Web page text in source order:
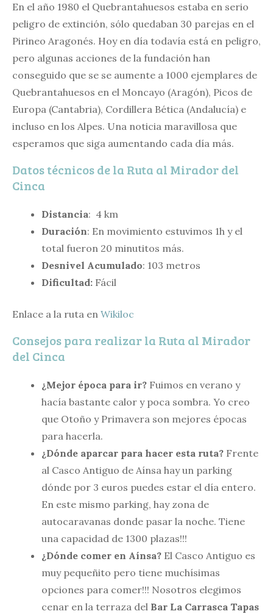
En el año 1980 el Quebrantahuesos estaba en serio
peligro de extinción, sólo quedaban 30 parejas en el
Pirineo Aragonés. Hoy en día todavía está en peligro,
pero algunas acciones de la fundación han
conseguido que se se aumente a 1000 ejemplares de
Quebrantahuesos en el Moncayo (Aragón), Picos de
Europa (Cantabria), Cordillera Bética (Andalucía) e
incluso en los Alpes. Una noticia maravillosa que
esperamos que siga aumentando cada día más.
Datos técnicos de la Ruta al Mirador del
Cinca
Distancia: 4 km
Duración: En movimiento estuvimos 1h y el
total fueron 20 minutitos más.
Desnivel Acumulado: 103 metros
Dificultad: Fácil
Enlace a la ruta en Wikiloc
Consejos para realizar la Ruta al Mirador
del Cinca
¿Mejor época para ir? Fuimos en verano y
hacía bastante calor y poca sombra. Yo creo
que Otoño y Primavera son mejores épocas
para hacerla.
¿Dónde aparcar para hacer esta ruta? Frente
al Casco Antiguo de Aínsa hay un parking
dónde por 3 euros puedes estar el día entero.
En este mismo parking, hay zona de
autocaravanas donde pasar la noche. Tiene
una capacidad de 1300 plazas!!!
¿Dónde comer en Aínsa? El Casco Antiguo es
muy pequeñito pero tiene muchísimas
opciones para comer!!! Nosotros elegimos
cenar en la terraza del Bar La Carrasca Tapas